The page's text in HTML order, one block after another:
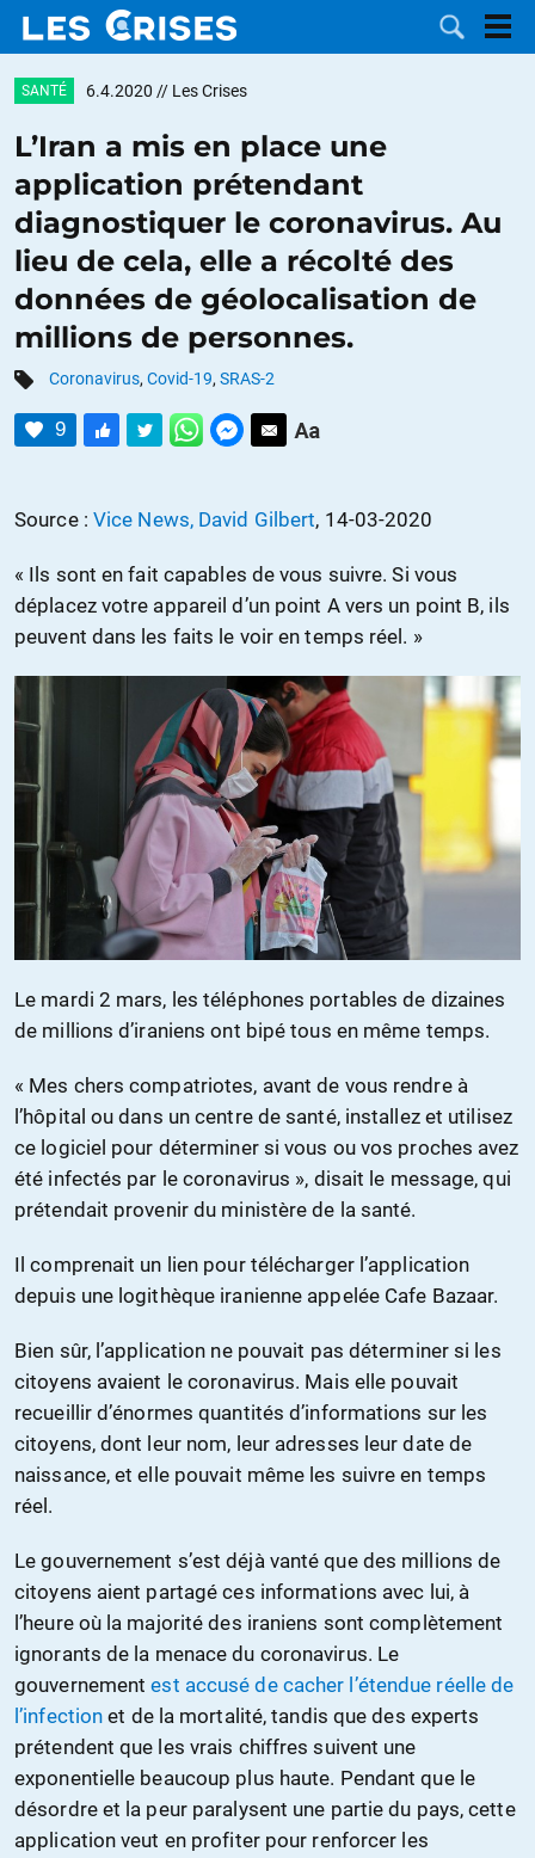
DOSSIERS
CATÉGORIES
MOTS CLÉS
NOUS
CONTACTER
FAIRE UN
SANTÉ 6.4.2020 // Les Crises
L’Iran a mis en place une
application prétendant
diagnostiquer le coronavirus. Au
lieu de cela, elle a récolté des
données de géolocalisation de
millions de personnes.
Coronavirus, Covid-19, SRAS-2
9
Source : Vice News, David Gilbert, 14-03-2020
« Ils sont en fait capables de vous suivre. Si vous
déplacez votre appareil d’un point A vers un point B, ils
peuvent dans les faits le voir en temps réel. »
Le mardi 2 mars, les téléphones portables de dizaines
de millions d’iraniens ont bipé tous en même temps.
« Mes chers compatriotes, avant de vous rendre à
l’hôpital ou dans un centre de santé, installez et utilisez
ce logiciel pour déterminer si vous ou vos proches avez
été infectés par le coronavirus », disait le message, qui
prétendait provenir du ministère de la santé.
Il comprenait un lien pour télécharger l’application
depuis une logithèque iranienne appelée Cafe Bazaar.
Bien sûr, l’application ne pouvait pas déterminer si les
citoyens avaient le coronavirus. Mais elle pouvait
recueillir d’énormes quantités d’informations sur les
citoyens, dont leur nom, leur adresses leur date de
naissance, et elle pouvait même les suivre en temps
réel.
Le gouvernement s’est déjà vanté que des millions de
citoyens aient partagé ces informations avec lui, à
l’heure où la majorité des iraniens sont complètement
ignorants de la menace du coronavirus. Le
gouvernementest accusé de cacher l’étendue réelle de
l’infection et de la mortalité, tandis que des experts
prétendent que les vrais chiffres suivent une
exponentielle beaucoup plus haute. Pendant que le
désordre et la peur paralysent une partie du pays, cette
application veut en profiter pour renforcer les